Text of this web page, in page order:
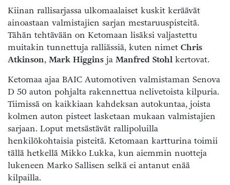
Kiinan rallisarjassa ulkomaalaiset kuskit keräävät
ainoastaan valmistajien sarjan mestaruuspisteitä.
Tähän tehtävään on Ketomaan lisäksi valjastettu
muitakin tunnettuja ralliässiä, kuten nimet Chris
Atkinson, Mark Higgins ja Manfred Stohl kertovat.
Ketomaa ajaa BAIC Automotiven valmistaman Senova
D 50 auton pohjalta rakennettua nelivetoista kilpuria.
Tiimissä on kaikkiaan kahdeksan autokuntaa, joista
kolmen auton pisteet lasketaan mukaan valmistajien
sarjaan. Loput metsästävät rallipoluilla
henkilökohtaisia pisteitä. Ketomaan kartturina toimii
tällä hetkellä Mikko Lukka, kun aiemmin nuotteja
lukeneen Marko Sallisen selkä ei antanut enää
kilpailla.